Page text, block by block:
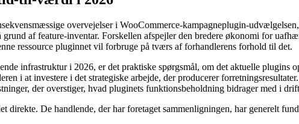
overvejelser i WooCommerce-kampagneplugin-
af feature-inventar. Forskellen afspejler den bredere økonomi for
ressource pluginnet vil forbruge på tværs af forhandlerens forhold til det.
infrastruktur i 2026, er det praktiske spørgsmål, om det aktuelle plugins
i at investere i det strategiske arbejde, der producerer
der overstiger, hvad pluginets funktionsbeholdning bidrager med i
De handlende, der har foretaget sammenligningen, har generelt